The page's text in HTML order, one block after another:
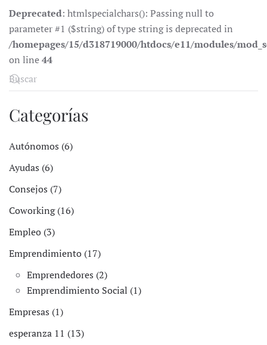
Deprecated: htmlspecialchars(): Passing null to
parameter #1 ($string) of type string is deprecated in
/homepages/15/d318719000/htdocs/e11/modules/
on line44
Categorías
Autónomos (6)
Ayudas (6)
Consejos (7)
Coworking (16)
Empleo (3)
Emprendimiento (17)
Emprendedores (2)
Emprendimiento Social (1)
Empresas (1)
esperanza 11 (13)